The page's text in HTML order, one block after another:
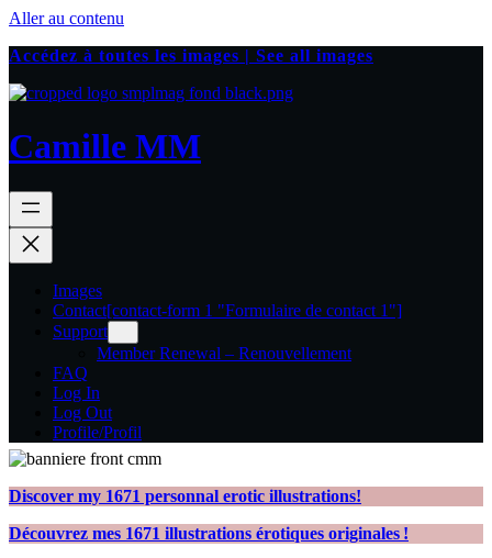
Aller au contenu
Accédez à toutes les images | See all images
Camille MM
Images
Contact[contact-form 1 "Formulaire de contact 1"]
Support
Member Renewal – Renouvellement
FAQ
Log In
Log Out
Profile/Profil
Discover my 1671 personnal erotic illustrations!
Découvrez mes 1671 illustrations érotiques originales !